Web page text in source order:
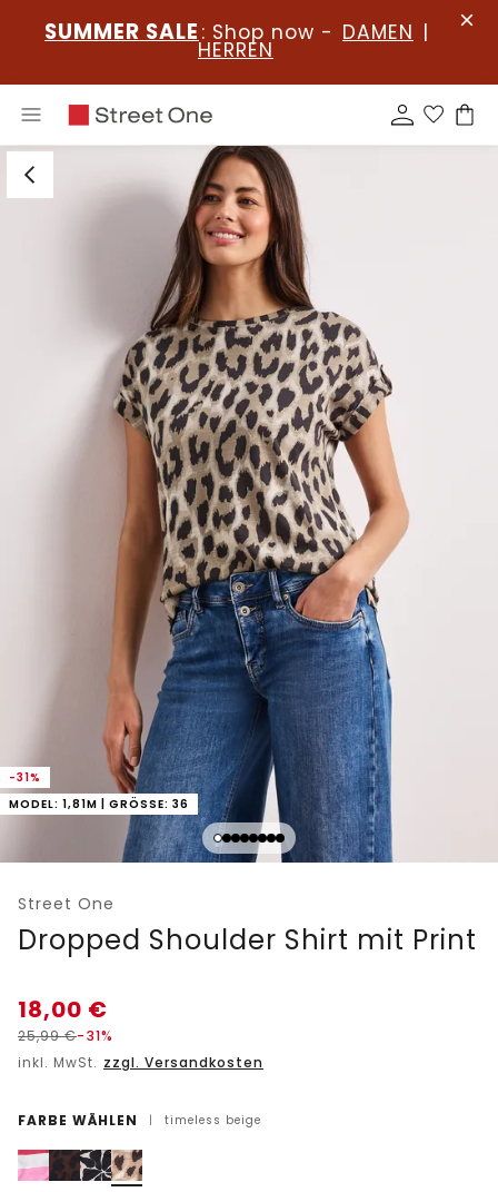
SUMMER SALE : Shop now - DAMEN |
HERREN
-31%
MODEL: 1,81M | GRÖSSE: 36
Street One
Dropped Shoulder Shirt mit Print
18,00 €
25,99€-31%
inkl. MwSt. zzgl. Versandkosten
FARBE WÄHLEN | timeless beige